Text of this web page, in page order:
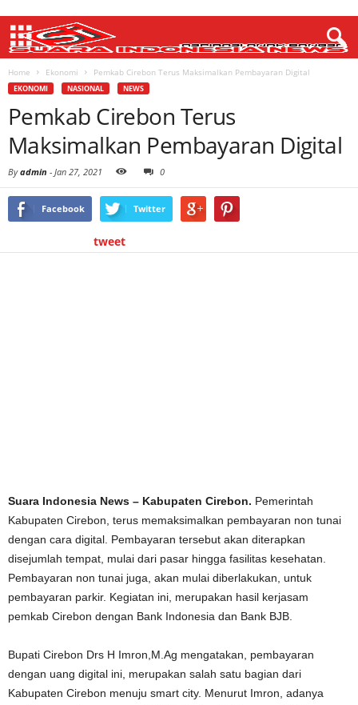
Home Ekonomi Pemkab Cirebon Terus Maksimalkan Pembayaran Digital
EKONOMI NASIONAL NEWS
Pemkab Cirebon Terus
Maksimalkan Pembayaran Digital
Byadmin - Jan 27, 2021 0
Facebook Twitter
tweet
Suara Indonesia News – Kabupaten Cirebon. Pemerintah
Kabupaten Cirebon, terus memaksimalkan pembayaran non tunai
dengan cara digital. Pembayaran tersebut akan diterapkan
disejumlah tempat, mulai dari pasar hingga fasilitas kesehatan.
Pembayaran non tunai juga, akan mulai diberlakukan, untuk
pembayaran parkir. Kegiatan ini, merupakan hasil kerjasam
pemkab Cirebon dengan Bank Indonesia dan Bank BJB.
Bupati Cirebon Drs H Imron,M.Ag mengatakan, pembayaran
dengan uang digital ini, merupakan salah satu bagian dari
Kabupaten Cirebon menuju smart city. Menurut Imron, adanya